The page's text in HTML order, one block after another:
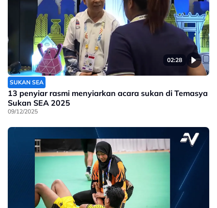
02:28
SUKAN SEA
13 penyiar rasmi menyiarkan acara sukan di Temasya
Sukan SEA 2025
09/12/2025